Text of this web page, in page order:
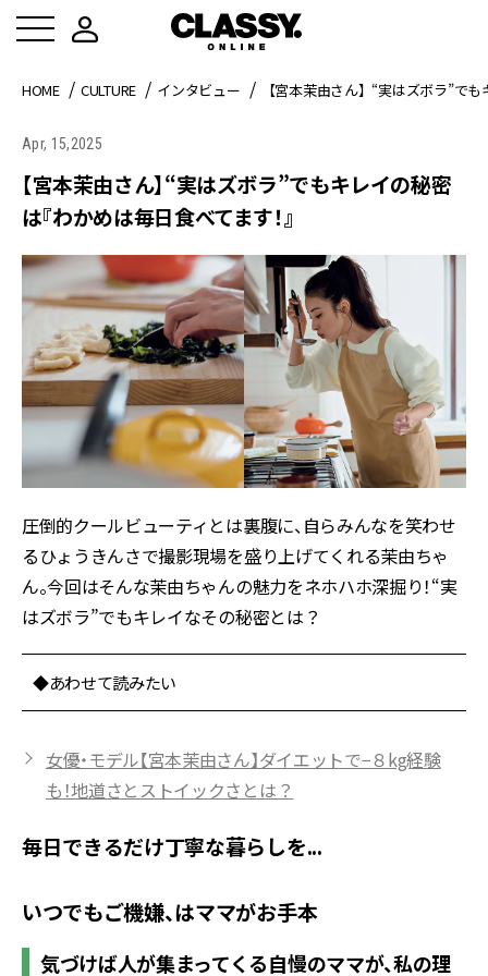
HOME CULTURE インタビュー 【宮本茉由さん】“実はズボラ”で
Apr, 15,2025
【宮本茉由さん】“実はズボラ”でもキレイの秘密
は『わかめは毎日食べてます！』
圧倒的クールビューティとは裏腹に、自らみんなを笑わせ
るひょうきんさで撮影現場を盛り上げてくれる茉由ちゃ
ん。今回はそんな茉由ちゃんの魅力をネホハホ深掘り！“実
はズボラ”でもキレイなその秘密とは？
◆あわせて読みたい
女優・モデル【宮本茉由さん】ダイエットで−８kg経験
も！地道さとストイックさとは？
毎日できるだけ丁寧な暮らしを...
いつでもご機嫌、はママがお手本
気づけば人が集まってくる自慢のママが、私の理